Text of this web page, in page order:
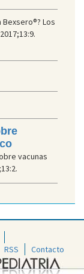
Los
vacunas
RSS Contacto